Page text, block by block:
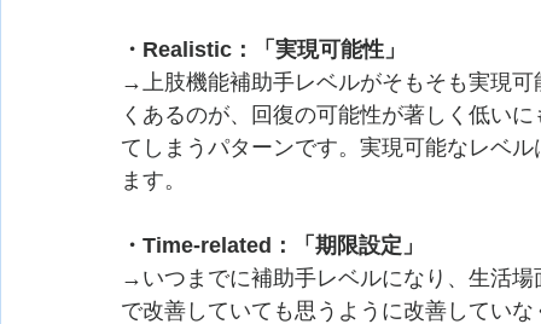
・Realistic：「実現可能性」
→上肢機能補助手レベルがそもそも実現
くあるのが、回復の可能性が著しく低い
てしまうパターンです。実現可能なレベ
ます。
・Time-related：「期限設定」
→いつまでに補助手レベルになり、生活
で改善していても思うように改善してい